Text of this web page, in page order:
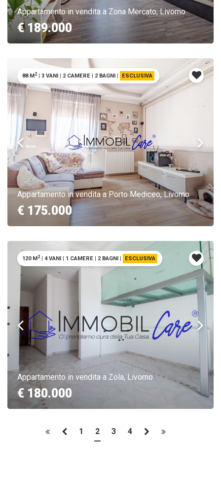
Appartamento in vendita a Zona Mercato, Livorno
€ 189.000
Appartamento in vendita a Porto Mediceo, Livorno
€ 175.000
88 M2 | 3 VANI | 2 CAMERE | 2 BAGNI | ESCLUSIVA
Appartamento in vendita a Zola, Livorno
€ 180.000
120 M2 | 4 VANI | 1 CAMERE | 2 BAGNI | ESCLUSIVA
1 2 3 4